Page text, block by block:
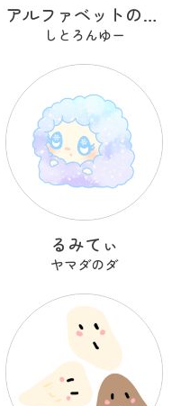
アルファベットのOのおーまる
しとろんゆー
るみてぃ
ヤマダのダ